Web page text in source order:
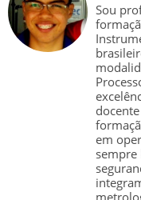
Sou
em
sempre